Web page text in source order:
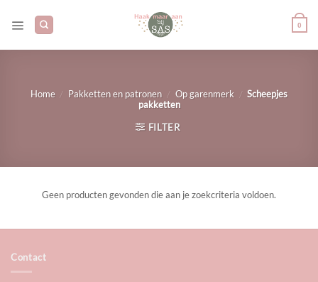
naar
0
Home / Pakketten en patronen / Op garenmerk / Scheepjes
pakketten
FILTER
Geen producten gevonden die aan je zoekcriteria voldoen.
Contact